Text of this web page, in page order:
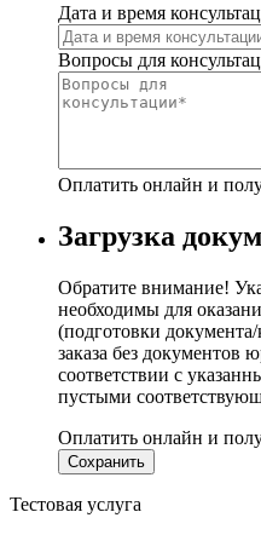
Дата и время
Вопросы для
Оплатить онлайн и
Загрузка
Обратите внимание!
необходимы для
(подготовки
заказа без документов
соответствии с
пустыми
Оплатить онлайн и
Тестовая услуга